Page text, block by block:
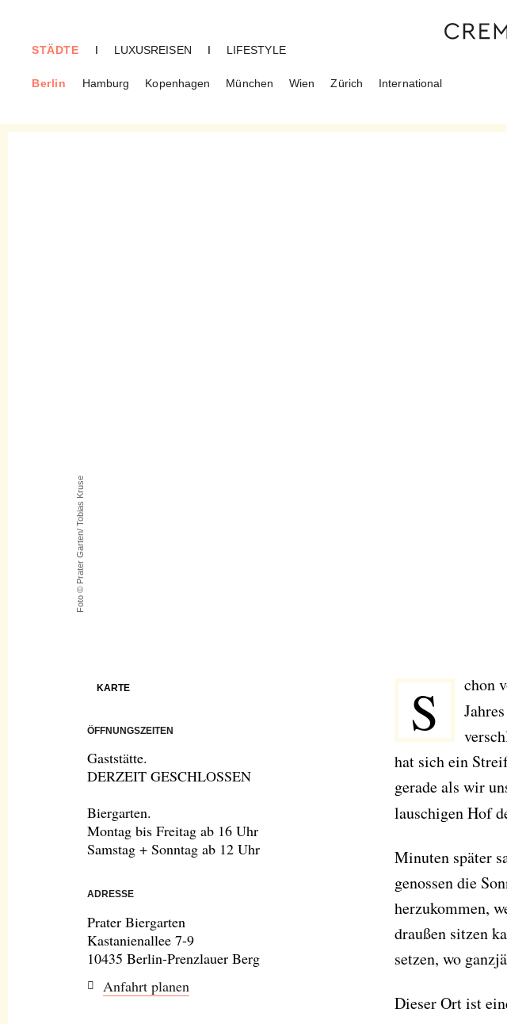
STÄDTE
Berlin Hamburg Kopenhagen München Wien Zürich International
I LUXUSREISEN I LIFESTYLE
Foto © Prater Garten/ Tobias Kruse
KARTE
ÖFFNUNGSZEITEN
Gaststätte.
DERZEIT GESCHLOSSEN
Biergarten.
Montag bis Freitag ab 16 Uhr
Samstag + Sonntag ab 12 Uhr
ADRESSE
Prater Biergarten
Kastanienallee 7-9
10435 Berlin-Prenzlauer Berg
Anfahrt planen
S
chon
hat sich ein
gerade als wir
lauschigen Hof
Minuten später
genossen die
herzukommen,
draußen sitzen
setzen, wo
Dieser Ort ist